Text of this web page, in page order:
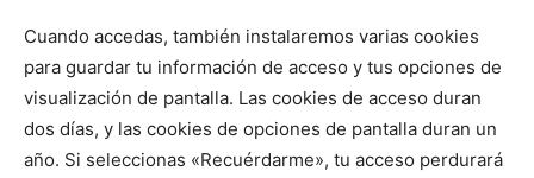
Cuando accedas, también instalaremos varias cookies
para guardar tu información de acceso y tus opciones de
visualización de pantalla. Las cookies de acceso duran
dos días, y las cookies de opciones de pantalla duran un
año. Si seleccionas «Recuérdarme», tu acceso perdurará